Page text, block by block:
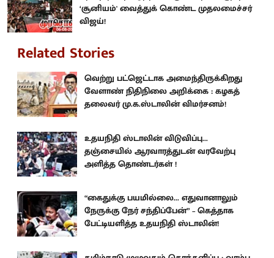
‘சூனியம்' வைத்துக் கொண்ட முதலமைச்சர்
விஜய்!
Related Stories
வெற்று பட்ஜெட்டாக அமைந்திருக்கிறது
வேளாண் நிதிநிலை அறிக்கை : கழகத்
தலைவர் மு.க.ஸ்டாலின் விமர்சனம்!
உதயநிதி ஸ்டாலின் விடுவிப்பு...
தஞ்சையில் ஆரவாரத்துடன் வரவேற்பு
அளித்த தொண்டர்கள் !
“கைதுக்கு பயமில்லை... எதுவானாலும்
நேருக்கு நேர் சந்திப்பேன்” – கெத்தாக
பேட்டியளித்த உதயநிதி ஸ்டாலின்!